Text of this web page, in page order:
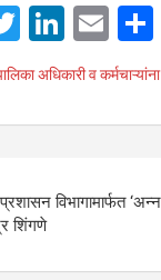
T
wi
tt
er
Li
n
ke
dI
E
m
ail
अधिकारी व
विभागामार्फत ‘अन्न
शिंगणे